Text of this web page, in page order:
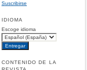
Suscribirse
IDIOMA
Escoge idioma
CONTENIDO DE LA